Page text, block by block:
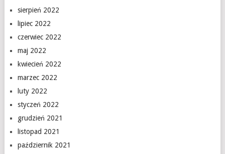
sierpień 2022
lipiec 2022
czerwiec 2022
maj 2022
kwiecień 2022
marzec 2022
luty 2022
styczeń 2022
grudzień 2021
listopad 2021
październik 2021